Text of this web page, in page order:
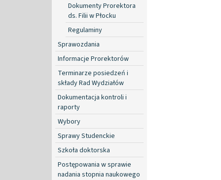
Dokumenty Prorektora
ds. Filii w Płocku
Regulaminy
Sprawozdania
Informacje Prorektorów
Terminarze posiedzeń i
składy Rad Wydziałów
Dokumentacja kontroli i
raporty
Wybory
Sprawy Studenckie
Szkoła doktorska
Postępowania w sprawie
nadania stopnia naukowego